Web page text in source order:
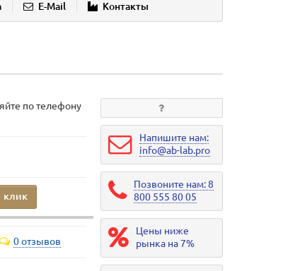
E-Mail Контакты
по телефону
клик
0 отзывов
Напишите нам:
info@ab-lab.pro
Позвоните нам: 8
800 555 80 05
Цены ниже
рынка на 7%